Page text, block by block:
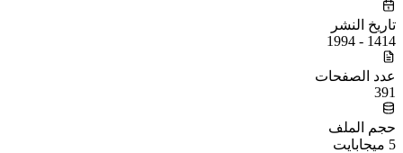
تاريخ النشر
1414 - 1994
عدد الصفحات
391
حجم الملف
5 ميجابايت